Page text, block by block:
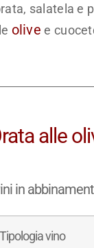
salatela
olive e
alle
in
Tipologia vino